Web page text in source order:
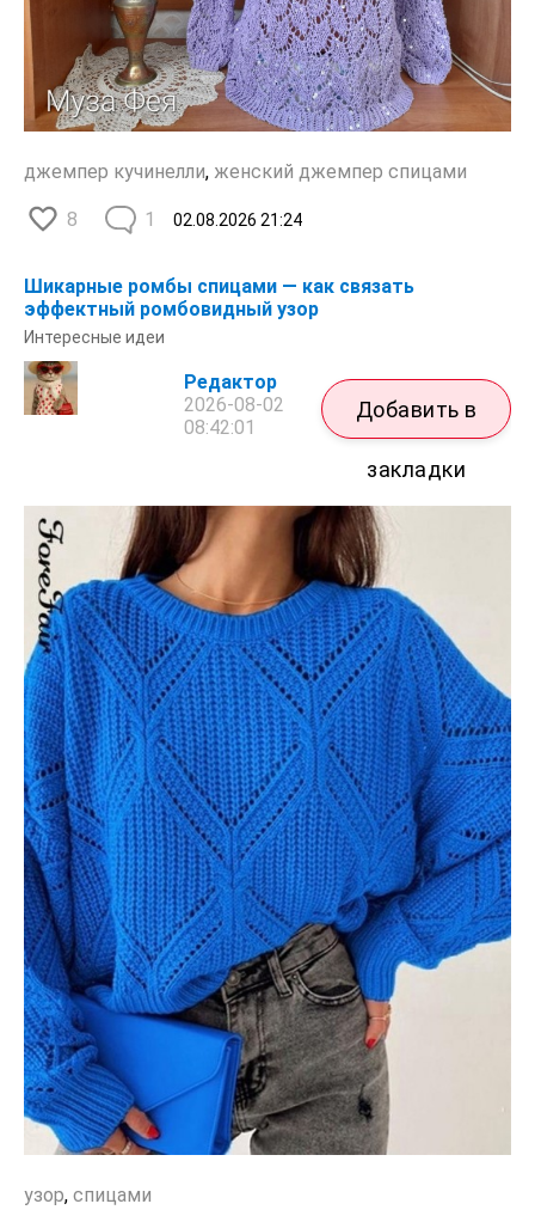
джемпер кучинелли, женский джемпер спицами
8 02.08.2026 21:24
1
Шикарные ромбы спицами — как связать
эффектный ромбовидный узор
Интересные идеи
Редактор
2026-08-02
08:42:01
Добавить в
закладки
узор, спицами